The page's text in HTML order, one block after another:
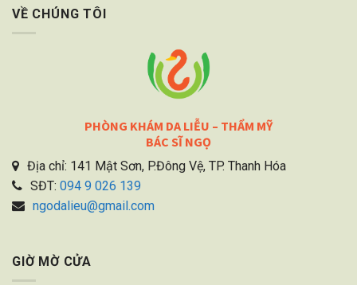
VỀ CHÚNG TÔI
PHÒNG KHÁM DA LIỄU – THẨM MỸ
BÁC SĨ NGỌ
Địa chỉ: 141 Mật Sơn, P.Đông Vệ, TP. Thanh Hóa
SĐT: 094 9 026 139
ngodalieu@gmail.com
GIỜ MỜ CỬA